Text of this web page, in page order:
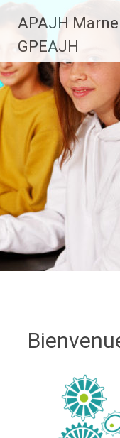
Aller
contenu
principal
APAJH
GPEAJH